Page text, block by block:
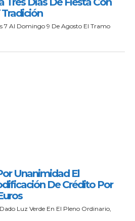
7 Al Domingo 9 De Agosto El Tramo
Unanimidad El
De Crédito Por
Luz Verde En El Pleno Ordinario,